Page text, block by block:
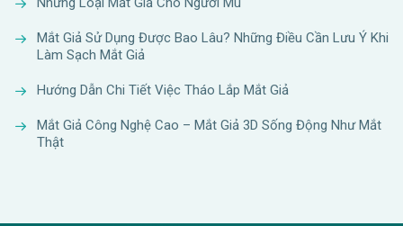
Mắt Giả Sử Dụng Được Bao Lâu? Những Điều Cần Lưu Ý Khi
Làm Sạch Mắt Giả
Hướng Dẫn Chi Tiết Việc Tháo Lắp Mắt Giả
Mắt Giả Công Nghệ Cao – Mắt Giả 3D Sống Động Như Mắt
Thật